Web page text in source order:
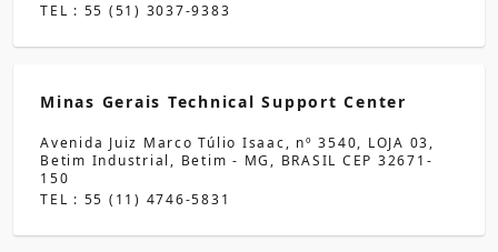
TEL : 55 (51) 3037-9383
Minas Gerais Technical Support Center
Avenida Juiz Marco Túlio Isaac, nº 3540, LOJA 03,
Betim Industrial, Betim - MG, BRASIL CEP 32671-
150
TEL : 55 (11) 4746-5831